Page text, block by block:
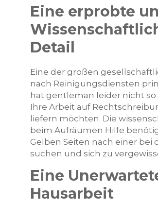
Eine erprobte
Detail
Eine der großen
nach Reinigungsdiensten
hat gentleman leider nicht so
Ihre Arbeit auf
liefern möchten. Die
beim Aufräumen Hilfe
Gelben Seiten nach einer bei
suchen und sich zu
Eine
Hausarbeit